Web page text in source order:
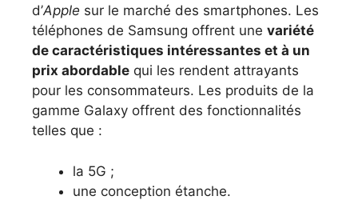
d’Apple sur le marché des smartphones. Les
téléphones de Samsung offrent une variété
de caractéristiques intéressantes et à un
prix abordable qui les rendent attrayants
pour les consommateurs. Les produits de la
gamme Galaxy offrent des fonctionnalités
telles que :
la 5G ;
une conception étanche.